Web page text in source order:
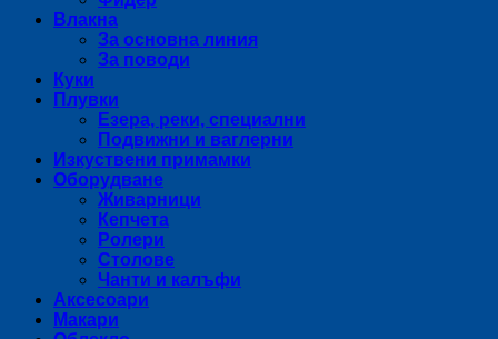
Влакна
За основна линия
За поводи
Куки
Плувки
Езера, реки, специални
Подвижни и ваглерни
Изкуствени примамки
Оборудване
Живарници
Кепчета
Ролери
Столове
Чанти и калъфи
Аксесоари
Макари